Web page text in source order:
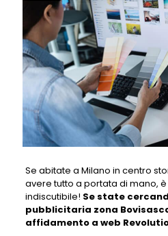
Se abitate a Milano in centro
avere tutto a portata di mano,
indiscutibile! Se state
pubblicitaria zona
affidamento a web